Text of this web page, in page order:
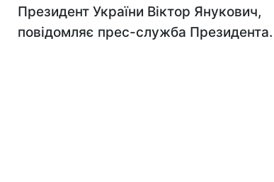
Президент України Віктор Янукович,
повідомляє прес-служба Президента.